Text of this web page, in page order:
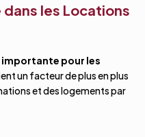
dans les Locations
pour les
un facteur de plus en plus
et des logements par